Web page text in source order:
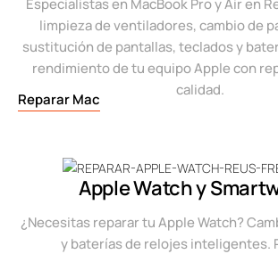
Especialistas en MacBook Pro y Air en
limpieza de ventiladores, cambio de
sustitución de pantallas, teclados y
rendimiento de tu equipo Apple con
calidad.
Reparar Mac
Apple Watch y
¿Necesitas reparar tu Apple Watch?
y baterías de relojes inteligentes.